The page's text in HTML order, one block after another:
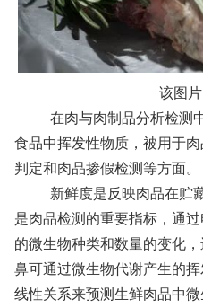
该图
在肉与肉制品分析检测中
食品中挥发性物质，被用于
判定和肉品掺假检测等方面。
新鲜度是反映肉品在贮藏
是肉品检测的重要指标，通
的微生物种类和数量的变化
鼻可通过微生物代谢产生的
线性关系来预测生鲜肉品中